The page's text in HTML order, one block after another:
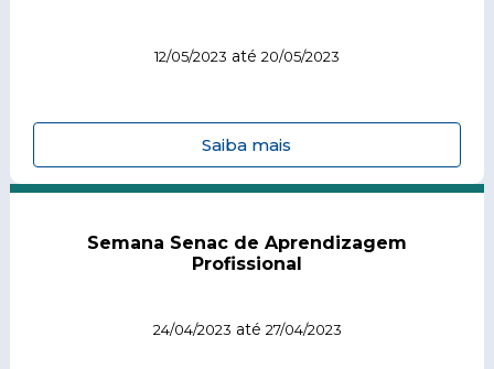
12/05/2023 até 20/05/2023
Saiba mais
Semana Senac de Aprendizagem
Profissional
24/04/2023 até 27/04/2023